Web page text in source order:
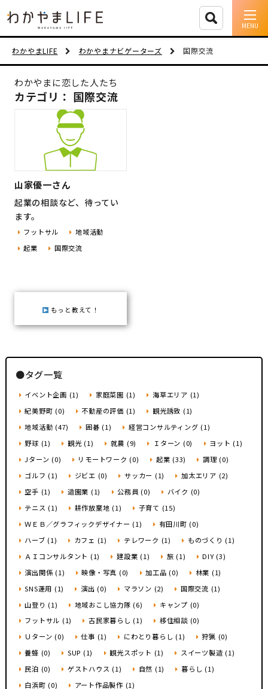
イベント情報
人に会う
わかやまLIFE わかやまナビゲーターズ 国際交流
わかやまに恋した人たち
カテゴリ： 国際交流
山家優一さん
起業の相談など、待ってい
ます。
フットサル
地域活動
起業
国際交流
もっと教えて！
●タグ一覧
イベント企画 (1) 家庭菜園 (1)
海草エリア (1)
紀美野町 (0)
不動産の評価 (1)
観光誘致 (1)
地域活動 (47)
囲碁 (1)
経営コンサルティング (1)
野球 (1)
観光 (1) 就農 (9) Ｉターン (0)
ヨット (1)
Jターン (0)
リモートワーク (0) 起業 (33)
調理 (0)
ゴルフ (1)
ジビエ (0) サッカー (1)
加太エリア (2)
空手 (1)
造園業 (1) 公務員 (0)
バイク (0)
テニス (1)
耕作放棄地 (1)
子育て (15)
ＷＥＢ／グラフィックデザイナー (1)
有田川町 (0)
ハーブ (1)
カフェ (1) テレワーク (1)
ものづくり (1)
ＡＩコンサルタント (1)
建設業 (1) 旅 (1)
DIY (3)
演出関係 (1)
映像・写真 (0) 加工品 (0)
林業 (1)
SNS運用 (1)
演出 (0) マラソン (2)
国際交流 (1)
山登り (1)
地域おこし協力隊 (6)
キャンプ (0)
フットサル (1)
古民家暮らし (1)
移住相談 (0)
Ｕターン (0)
仕事 (1) にわとり暮らし (1)
狩猟 (0)
養蜂 (0)
SUP (1) 観光スポット (1)
スイーツ製造 (1)
民泊 (0)
ゲストハウス (1) 自然 (1)
暮らし (1)
白浜町 (0)
アート作品製作 (1)